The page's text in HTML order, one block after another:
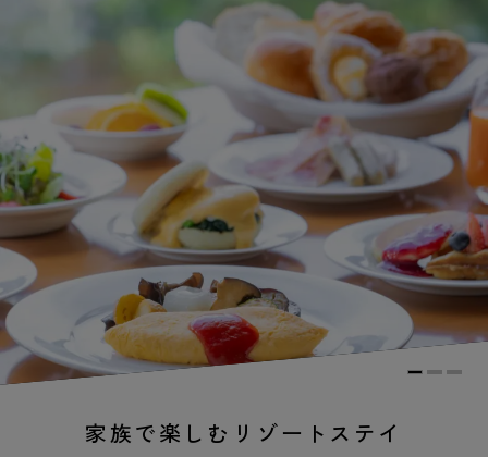
家族で楽しむリゾートステイ